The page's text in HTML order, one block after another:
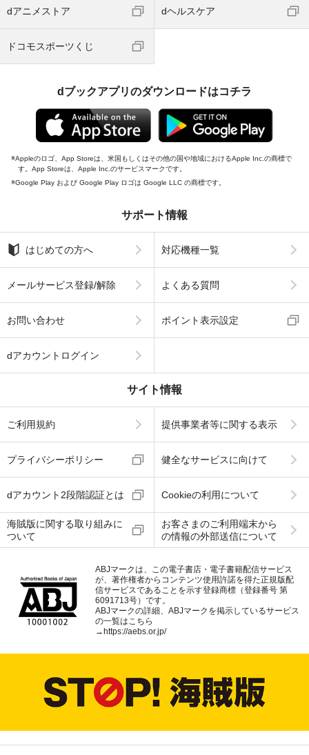
dアニメストア dヘルスケア
ドコモスポーツくじ
dブックアプリのダウンロードはコチラ
Appleのロゴ、App Storeは、米国もしくはその他の国や地域におけるApple Inc.の商標で
す。App Storeは、Apple Inc.のサービスマークです。
Google Play および Google Play ロゴは Google LLC の商標です。
サポート情報
はじめての方へ 対応機種一覧
メールサービス登録/解除 よくある質問
お問い合わせ ポイント表示設定
dアカウントログイン
サイト情報
ご利用規約 提供事業者等に関する表示
プライバシーポリシー 健全なサービスに向けて
dアカウント2段階認証とは Cookieの利用について
海賊版に関する取り組みに
ついて
お客さまのご利用端末から
の情報の外部送信について
ABJマークは、この電子書店・電子書籍配信サービス
が、著作権者からコンテンツ使用許諾を得た正規版配
信サービスであることを示す登録商標（登録番号 第
6091713号）です。
ABJマークの詳細、ABJマークを掲示しているサービス
の一覧はこちら
→ https://aebs.or.jp/